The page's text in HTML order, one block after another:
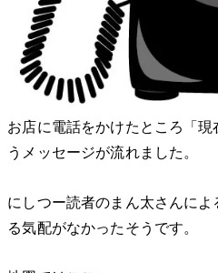
お店に電話をかけたところ「
うメッセージが流れました。
にしつー読者のまん太さんに
る気配がなかったそうです。